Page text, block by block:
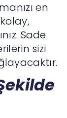
en
Sade
sizi